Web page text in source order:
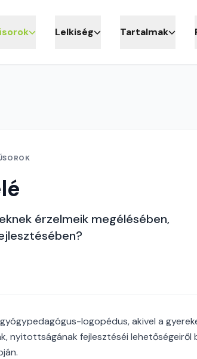
Lelkiség Tartalmak
érzelmeik megélésében,
logopédus, akivel a
nyitottságának fejlesztéséi lehetőségeiről